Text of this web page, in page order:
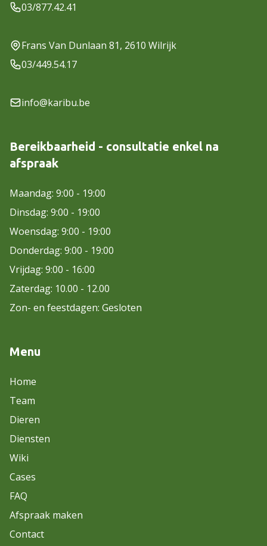
03/877.42.41
Frans Van Dunlaan 81, 2610 Wilrijk
03/449.54.17
info@karibu.be
Bereikbaarheid - consultatie enkel na
afspraak
Maandag: 9:00 - 19:00
Dinsdag: 9:00 - 19:00
Woensdag: 9:00 - 19:00
Donderdag: 9:00 - 19:00
Vrijdag: 9:00 - 16:00
Zaterdag: 10.00 - 12.00
Zon- en feestdagen: Gesloten
Menu
Home
Team
Dieren
Diensten
Wiki
Cases
FAQ
Afspraak maken
Contact